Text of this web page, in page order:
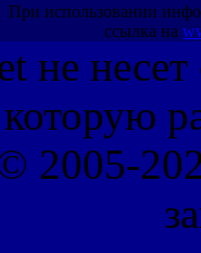
При использовании
ссылка на
не несет
2005-